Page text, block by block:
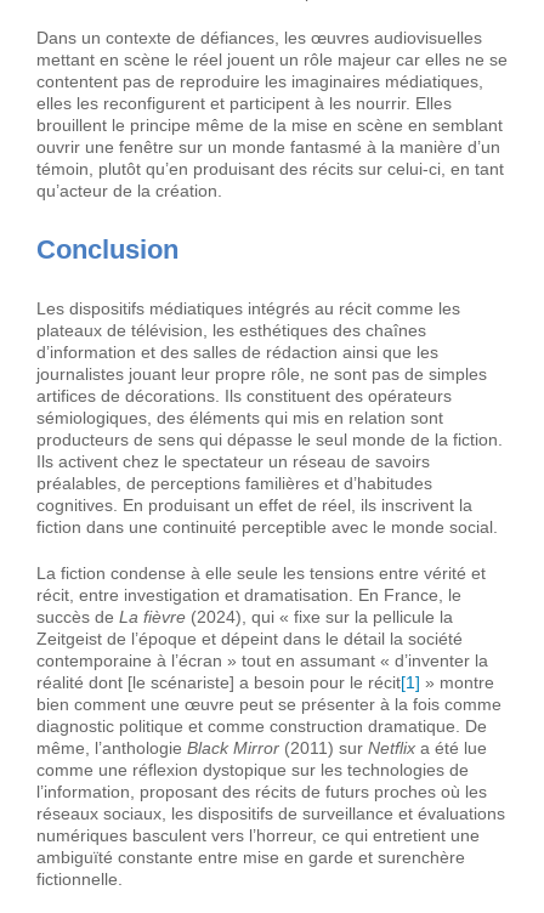
Dans un contexte de défiances, les œuvres audiovisuelles
mettant en scène le réel jouent un rôle majeur car elles ne se
contentent pas de reproduire les imaginaires médiatiques,
elles les reconfigurent et participent à les nourrir. Elles
brouillent le principe même de la mise en scène en semblant
ouvrir une fenêtre sur un monde fantasmé à la manière d’un
témoin, plutôt qu’en produisant des récits sur celui-ci, en tant
qu’acteur de la création.
Conclusion
Les dispositifs médiatiques intégrés au récit comme les
plateaux de télévision, les esthétiques des chaînes
d’information et des salles de rédaction ainsi que les
journalistes jouant leur propre rôle, ne sont pas de simples
artifices de décorations. Ils constituent des opérateurs
sémiologiques, des éléments qui mis en relation sont
producteurs de sens qui dépasse le seul monde de la fiction.
Ils activent chez le spectateur un réseau de savoirs
préalables, de perceptions familières et d’habitudes
cognitives. En produisant un effet de réel, ils inscrivent la
fiction dans une continuité perceptible avec le monde social.
La fiction condense à elle seule les tensions entre vérité et
récit, entre investigation et dramatisation. En France, le
succès de La fièvre (2024), qui « fixe sur la pellicule la
Zeitgeist de l’époque et dépeint dans le détail la société
contemporaine à l’écran » tout en assumant « d’inventer la
réalité dont [le scénariste] a besoin pour le récit[1] » montre
bien comment une œuvre peut se présenter à la fois comme
diagnostic politique et comme construction dramatique. De
même, l’anthologie Black Mirror (2011) sur Netflix a été lue
comme une réflexion dystopique sur les technologies de
l’information, proposant des récits de futurs proches où les
réseaux sociaux, les dispositifs de surveillance et évaluations
numériques basculent vers l’horreur, ce qui entretient une
ambiguïté constante entre mise en garde et surenchère
fictionnelle.